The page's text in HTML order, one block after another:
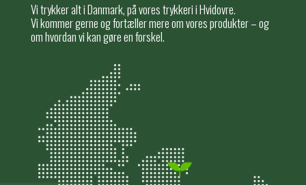
Vi trykker alt i Danmark, på vores trykkeri i Hvidovre.
Vi kommer gerne og fortæller mere om vores produkter – og
om hvordan vi kan gøre en forskel.